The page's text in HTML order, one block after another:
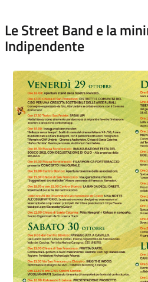
Le Street Band e la
Indipendente